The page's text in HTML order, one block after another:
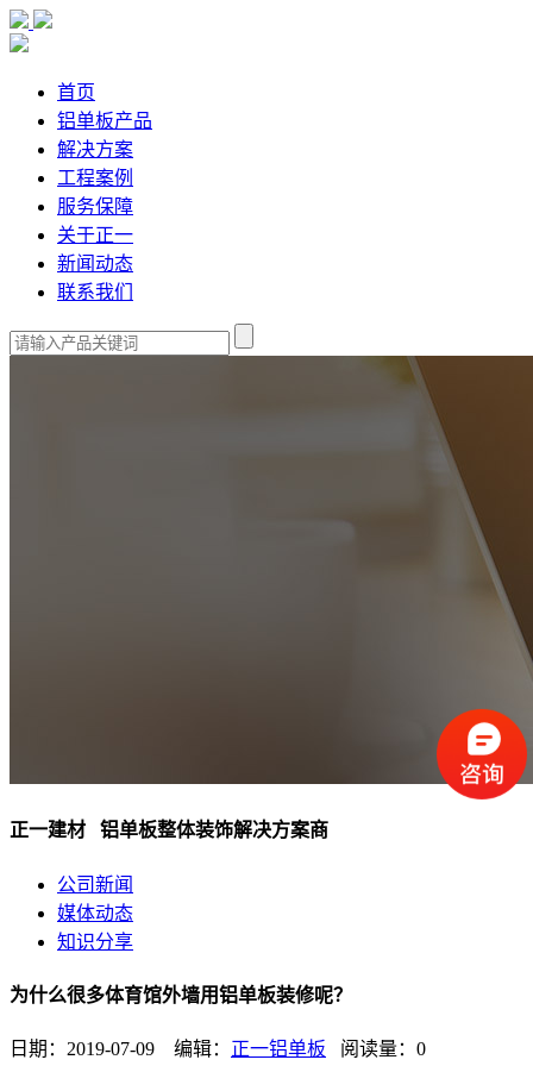
首页
铝单板产品
解决方案
工程案例
服务保障
关于正一
新闻动态
联系我们
正一建材 铝单板整体装饰解决方案商
公司新闻
媒体动态
知识分享
为什么很多体育馆外墙用铝单板装修呢？
日期：2019-07-09 编辑： 正一铝单板 阅读量： 0